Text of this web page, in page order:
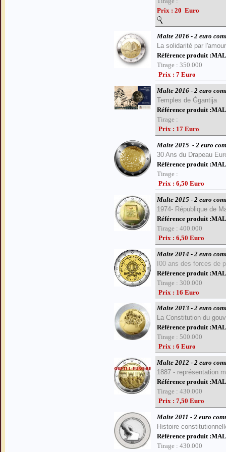
Prix : 20 Euro
Malte 2016 - 2 euro
La solidarité par l'amour
Référence produit
Tirage : 350.000
Prix : 7 Euro
Malte 2016 - 2 euro
Temples de Ġgantija
Référence produit
Tirage :
Prix : 17 Euro
Malte 2015 - 2 euro
30 Ans du Drapeau
Référence produit
Tirage :
Prix : 6,50 Euro
Malte 2015 - 2 euro
1974- République de
Référence produit
Tirage : 400.000
Prix : 6,50 Euro
Malte 2014 - 2 euro
00 ans des forces de
Référence produit
Tirage : 300.000
Prix : 16 Euro
Malte 2013 - 2 euro
a Constitution du
Référence produit
Tirage : 500.000
Prix : 6 Euro
Malte 2012 - 2 euro
1887 - représentation
Référence produit
Tirage : 430.000
Prix : 7,50 Euro
Malte 2011 - 2 euro
H istoire
Référence produit
Tirage : 430.000